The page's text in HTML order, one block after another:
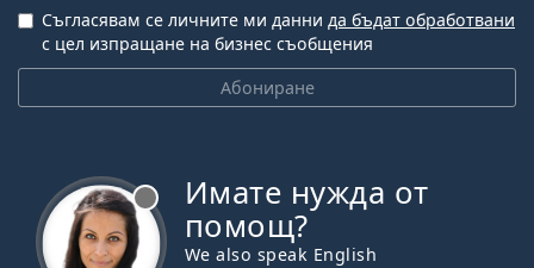
Абониране
Съгласявам се личните ми данни да бъдат обработвани
с цел изпращане на бизнес съобщения
Имате нужда от
помощ?
We also speak English